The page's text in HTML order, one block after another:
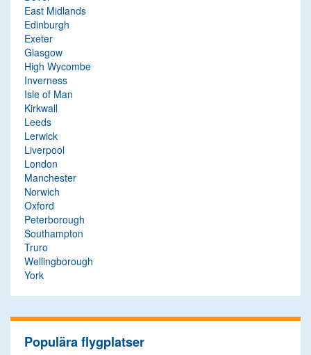
East Midlands
Edinburgh
Exeter
Glasgow
High Wycombe
Inverness
Isle of Man
Kirkwall
Leeds
Lerwick
Liverpool
London
Manchester
Norwich
Oxford
Peterborough
Southampton
Truro
Wellingborough
York
Populära flygplatser